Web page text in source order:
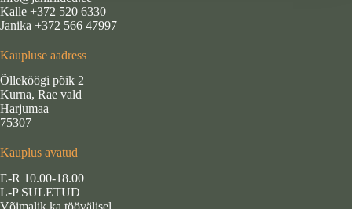
Kalle +372 520 6330
Janika +372 566 47997
Kaupluse aadress
Õlleköögi põik 2
Kurna, Rae vald
Harjumaa
75307
Kauplus avatud
E-R 10.00-18.00
L-P SULETUD